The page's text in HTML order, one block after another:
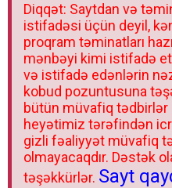
Diqqət: Saytdan və
istifadəsi üçün deyil,
proqram təminatları
mənbəyi kimi istifadə
və istifadə edənlərin
kobud pozuntusuna
bütün müvafiq
heyətimiz tərəfindən
gizli fəaliyyət müvafiq
olmayacaqdır. Dəstək
təşəkkürlər. Sayt